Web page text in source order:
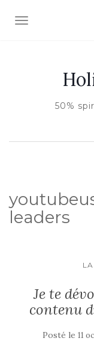
AFFICHER/
50%
leaders
Je te
contenu
Posté le 11